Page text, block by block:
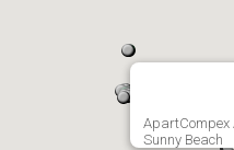
ApartCompex
Sunny Beach